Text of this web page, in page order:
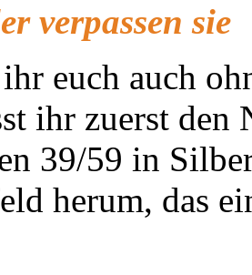
verpassen sie
euch auch
ihr zuerst den
39/59 in
herum, das